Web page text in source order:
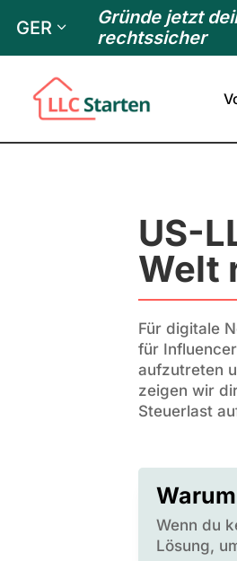
GER
Gründe jetzt
rechtssicher
US-
Welt
Für digitale
für
aufzutreten
zeigen wir
Steuerlast
Wenn du
Lösung,